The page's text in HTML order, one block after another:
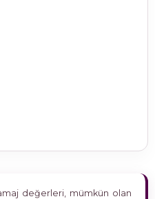
değerleri, mümkün olan